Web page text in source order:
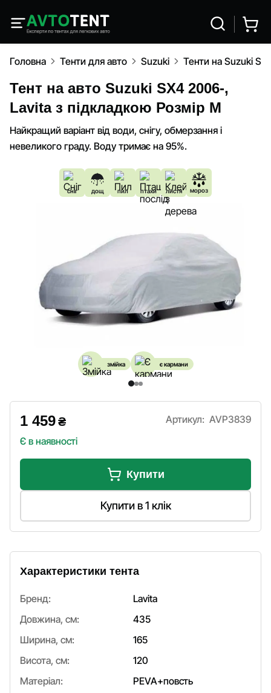
Головна Тенти для авто Suzuki Тенти на Suzuki
Тент на авто Suzuki SX4 2006-,
Lavita з підкладкою Розмір M
Найкращий варіант від води, снігу, обмерзання і
невеликого граду. Воду тримає на 95%.
сніг дощ пил птахи листя мороз
змійка є кармани
1 459₴
Є в наявності
Артикул: AVP3839
Купити
Купити в 1 клік
Характеристики тента
Бренд:
Lavita
Довжина, см:
435
Ширина, см:
165
Висота, см:
120
Матеріал:
PEVA+повсть